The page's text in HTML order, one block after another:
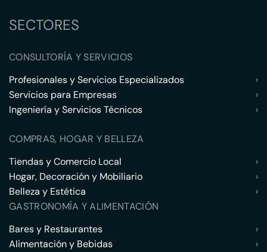
SECTORES
CONSULTORÍA Y SERVICIOS
Profesionales y Servicios Especializados
›
Servicios para Empresas
›
Ingeniería y Servicios Técnicos
›
COMPRAS, HOGAR Y BELLEZA
Tiendas y Comercio Local
›
Hogar, Decoración y Mobiliario
›
Belleza y Estética
›
GASTRONOMÍA Y ALIMENTACIÓN
Bares y Restaurantes
›
Alimentación y Bebidas
›